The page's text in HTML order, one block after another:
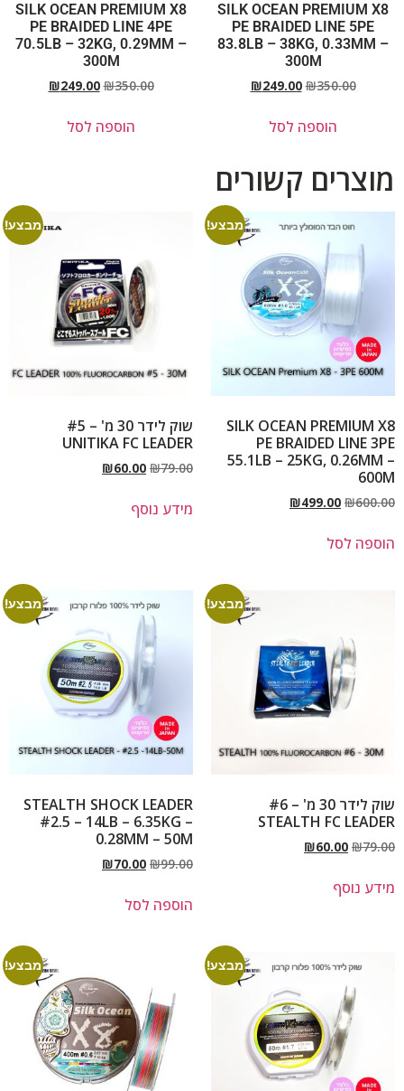
SILK OCEAN PREMIUM X8
PE BRAIDED LINE 5PE
83.8LB – 38KG, 0.33MM –
300M
₪350.00
₪249.00
הוספה לסל
SILK OCEAN PREMIUM X8
PE BRAIDED LINE 4PE
70.5LB – 32KG, 0.29MM –
300M
₪350.00
₪249.00
הוספה לסל
מוצרים קשורים
מבצע!
SILK OCEAN PREMIUM X8
PE BRAIDED LINE 3PE
55.1LB – 25KG, 0.26MM –
600M
₪600.00
₪499.00
הוספה לסל
מבצע!
שוק לידר 30 מ' – #5
UNITIKA FC LEADER
₪79.00
₪60.00
מידע נוסף
מבצע!
שוק לידר 30 מ' – #6
STEALTH FC LEADER
₪79.00
₪60.00
מידע נוסף
מבצע!
STEALTH SHOCK LEADER
#2.5 – 14LB – 6.35KG –
0.28MM – 50M
₪99.00
₪70.00
הוספה לסל
מבצע! מבצע!